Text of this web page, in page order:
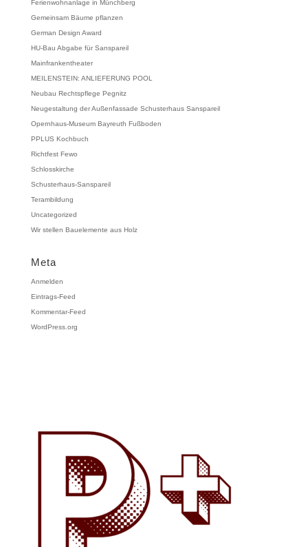
Ferienwohnanlage in Münchberg
Gemeinsam Bäume pflanzen
German Design Award
HU-Bau Abgabe für Sanspareil
Mainfrankentheater
MEILENSTEIN: ANLIEFERUNG POOL
Neubau Rechtspflege Pegnitz
Neugestaltung der Außenfassade Schusterhaus Sanspareil
Opernhaus-Museum Bayreuth Fußboden
PPLUS Kochbuch
Richtfest Fewo
Schlosskirche
Schusterhaus-Sanspareil
Terambildung
Uncategorized
Wir stellen Bauelemente aus Holz
Meta
Anmelden
Eintrags-Feed
Kommentar-Feed
WordPress.org